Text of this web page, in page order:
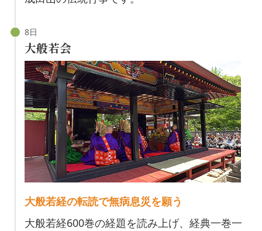
大般若会
大般若経の転読で無病息災を願う
大般若経600巻の経題を読み上げ、経典一巻一